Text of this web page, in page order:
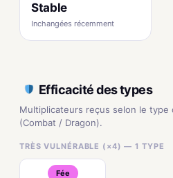
Stable
Inchangées récemment
Efficacité des types
Multiplicateurs reçus selon le type
(Combat / Dragon).
TRÈS VULNÉRABLE (×4) — 1 TYPE
Fée